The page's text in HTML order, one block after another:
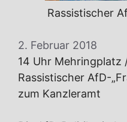
Rassistischer
2. Februar 2018
14 Uhr Mehringplatz
Rassistischer AfD-
zum Kanzleramt